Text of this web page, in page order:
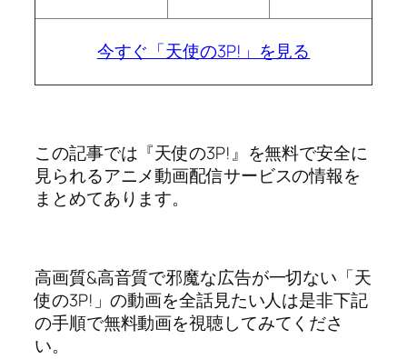
今すぐ「天使の3P!」を見る
この記事では『天使の3P!』を無料で安全に
見られるアニメ動画配信サービスの情報を
まとめてあります。
高画質&高音質で邪魔な広告が一切ない「天
使の3P!」の動画を全話見たい人は是非下記
の手順で無料動画を視聴してみてくださ
い。